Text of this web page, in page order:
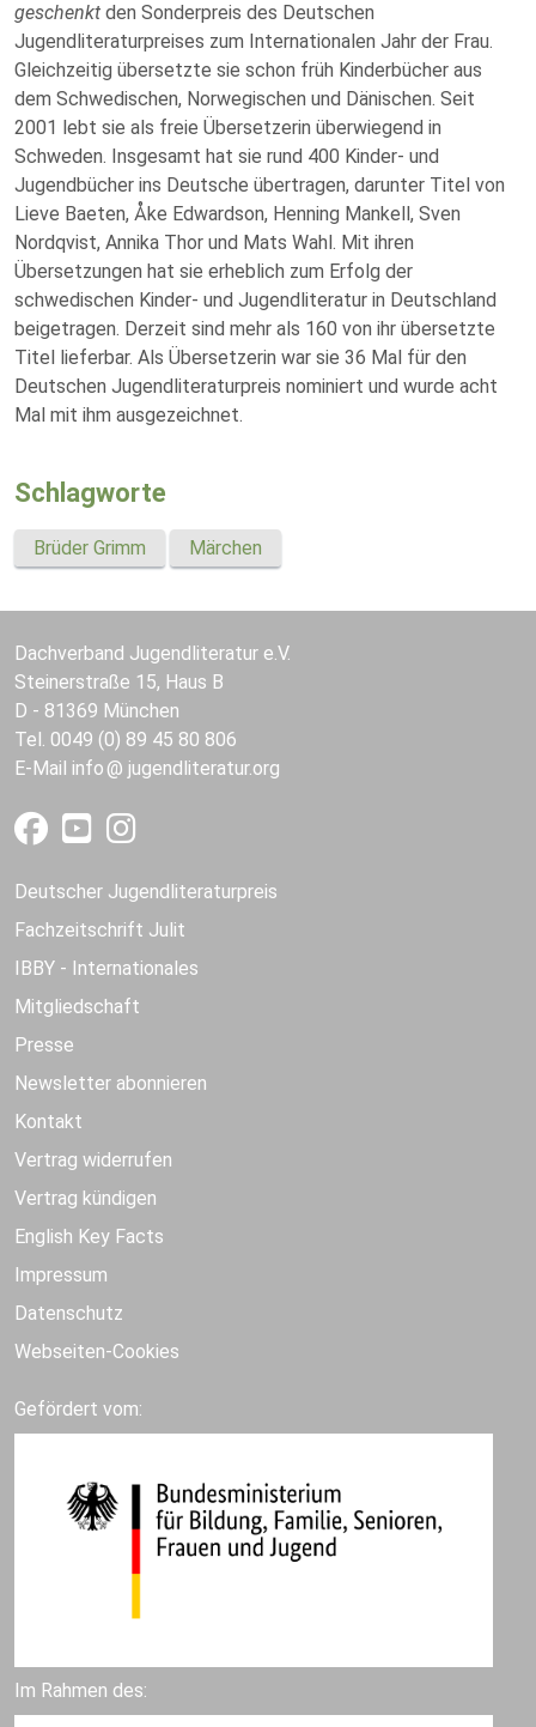
geschenkt den Sonderpreis des Deutschen
Jugendliteraturpreises zum Internationalen Jahr der Frau.
Gleichzeitig übersetzte sie schon früh Kinderbücher aus
dem Schwedischen, Norwegischen und Dänischen. Seit
2001 lebt sie als freie Übersetzerin überwiegend in
Schweden. Insgesamt hat sie rund 400 Kinder- und
Jugendbücher ins Deutsche übertragen, darunter Titel von
Lieve Baeten, Åke Edwardson, Henning Mankell, Sven
Nordqvist, Annika Thor und Mats Wahl. Mit ihren
Übersetzungen hat sie erheblich zum Erfolg der
schwedischen Kinder- und Jugendliteratur in Deutschland
beigetragen. Derzeit sind mehr als 160 von ihr übersetzte
Titel lieferbar. Als Übersetzerin war sie 36 Mal für den
Deutschen Jugendliteraturpreis nominiert und wurde acht
Mal mit ihm ausgezeichnet.
Schlagworte
Brüder Grimm Märchen
Dachverband Jugendliteratur e.V.
Steinerstraße 15, Haus B
D - 81369 München
Tel. 0049 (0) 89 45 80 806
E-Mail info jugendliteratur.org
Deutscher Jugendliteraturpreis
Fachzeitschrift Julit
IBBY - Internationales
Mitgliedschaft
Presse
Newsletter abonnieren
Kontakt
Vertrag widerrufen
Vertrag kündigen
English Key Facts
Impressum
Datenschutz
Webseiten-Cookies
Gefördert vom:
Im Rahmen des: